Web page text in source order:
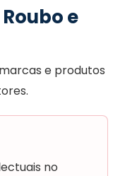
e
e produtos
no